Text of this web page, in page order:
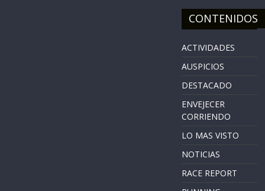
CONTENIDOS
ACTIVIDADES
AUSPICIOS
DESTACADO
ENVEJECER
CORRIENDO
LO MAS VISTO
NOTICIAS
RACE REPORT